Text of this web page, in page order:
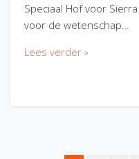
Speciaal Hof voor
voor de wetenschap…
Lees verder »